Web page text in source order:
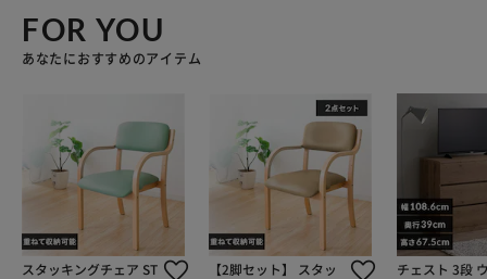
FOR YOU
あなたにおすすめのアイテム
スタッキングチェア ST
【2脚セット】 スタッ
チェスト 3段